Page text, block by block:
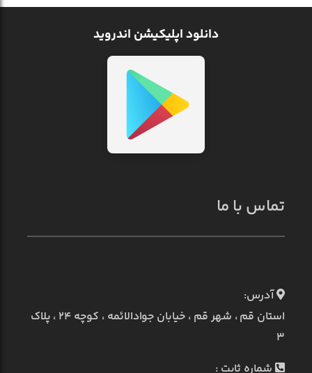
دانلود اپلیکیشن اندروید
تماس با ما
آدرس:
استان قم ، شهر قم ، خیابان جوادالائمه ، کوچه ۲۴ ، پلاک
۳
شماره ثابت :